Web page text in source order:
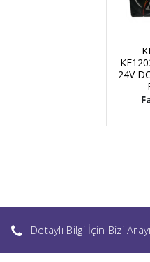
24V
Detaylı Bilgi İçin Bizi